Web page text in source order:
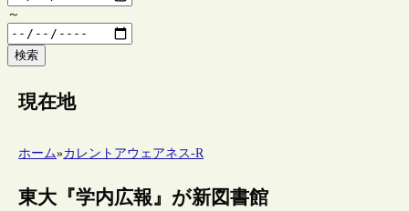
～
検索
現在地
ホーム»カレントアウェアネス-R
東大『学内広報』が新図書館